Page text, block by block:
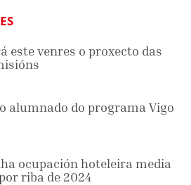
este venres o proxecto das
alumnado do programa Vigo
ocupación hoteleira media
riba de 2024